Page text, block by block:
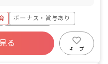
・排泄・清潔・衣類の着脱等
を通じた社会性の装着 ・行事
、お知らせの作成
ボーナス・賞与あり
福利厚生充実
あり
産休育休制度
る
キープ